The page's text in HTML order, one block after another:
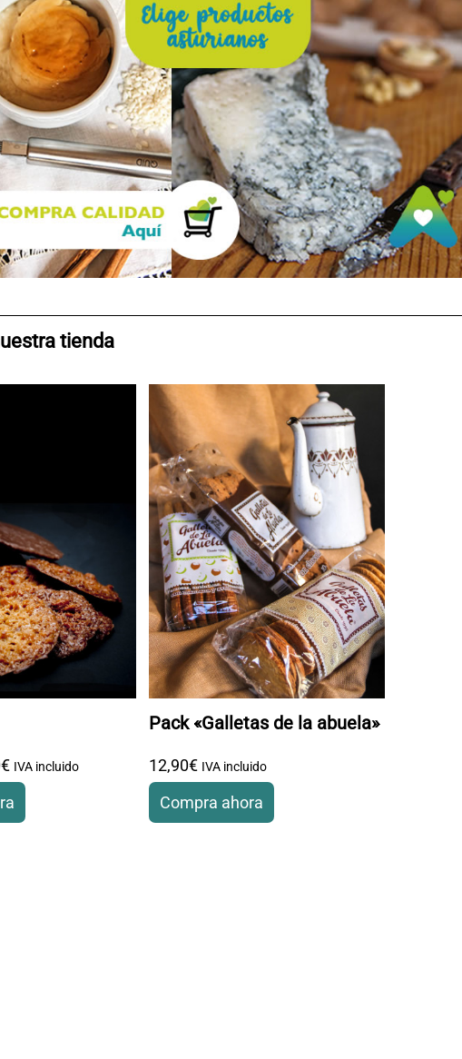
tienda
€ Rango de precios: desde 13,90€ hasta 39
IVA incluido
Pack «Galletas de la abuela»
12,90€ IVA incluido
Compra ahora